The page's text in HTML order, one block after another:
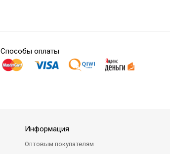
Способы оплаты
Информация
Оптовым покупателям